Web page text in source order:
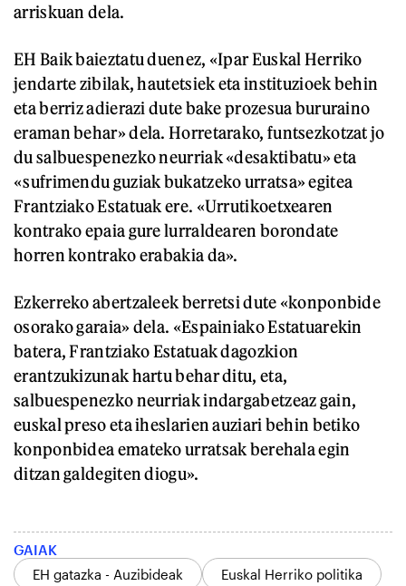
arriskuan dela.
EH Baik baieztatu duenez, «Ipar Euskal Herriko
jendarte zibilak, hautetsiek eta instituzioek behin
eta berriz adierazi dute bake prozesua bururaino
eraman behar» dela. Horretarako, funtsezkotzat jo
du salbuespenezko neurriak «desaktibatu» eta
«sufrimendu guziak bukatzeko urratsa» egitea
Frantziako Estatuak ere. «Urrutikoetxearen
kontrako epaia gure lurraldearen borondate
horren kontrako erabakia da».
Ezkerreko abertzaleek berretsi dute «konponbide
osorako garaia» dela. «Espainiako Estatuarekin
batera, Frantziako Estatuak dagozkion
erantzukizunak hartu behar ditu, eta,
salbuespenezko neurriak indargabetzeaz gain,
euskal preso eta iheslarien auziari behin betiko
konponbidea emateko urratsak berehala egin
ditzan galdegiten diogu».
GAIAK
EH gatazka - Auzibideak
Euskal Herriko politika